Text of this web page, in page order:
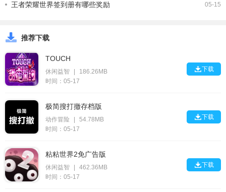
05-15
王者荣耀世界签到册有哪些奖励
推荐下载
TOUCH
休闲益智
186.26MB
时间：05-17
下载
极简搜打撤存档版
动作冒险
54.78MB
时间：05-17
下载
粘粘世界2免广告版
休闲益智
462.36MB
时间：05-17
下载